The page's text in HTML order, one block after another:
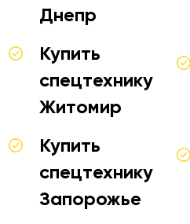
Днепр
Купить
спецтехнику
Житомир
Купить
спецтехнику
Запорожье